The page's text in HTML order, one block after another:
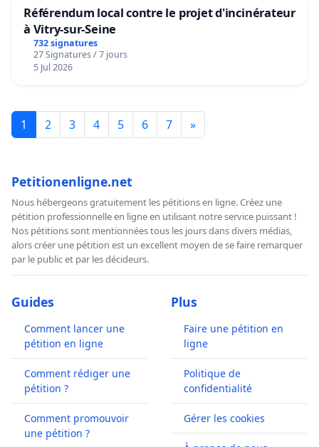
Référendum local contre le projet d'incinérateur
à Vitry-sur-Seine
732 signatures
27 Signatures / 7 jours
5 Jul 2026
1 2 3 4 5 6 7 »
Petitionenligne.net
Nous hébergeons gratuitement les pétitions en ligne. Créez une
pétition professionnelle en ligne en utilisant notre service puissant !
Nos pétitions sont mentionnées tous les jours dans divers médias,
alors créer une pétition est un excellent moyen de se faire remarquer
par le public et par les décideurs.
Guides
Comment lancer une
pétition en ligne
Comment rédiger une
pétition ?
Comment promouvoir
une pétition ?
Plus
Faire une pétition en
ligne
Politique de
confidentialité
Gérer les cookies